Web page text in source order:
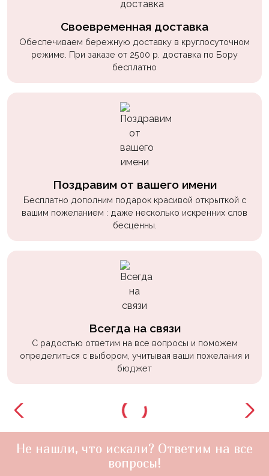
Своевременная доставка
Обеспечиваем бережную доставку в круглосуточном
режиме. При заказе от 2500 р. доставка по Бору
бесплатно
Поздравим от вашего имени
Бесплатно дополним подарок красивой открыткой с
вашим пожеланием : даже несколько искренних слов
бесценны.
Всегда на связи
С радостью ответим на все вопросы и поможем
определиться с выбором, учитывая ваши пожелания и
бюджет
Не нашли, что искали? Ответим на все
вопросы!